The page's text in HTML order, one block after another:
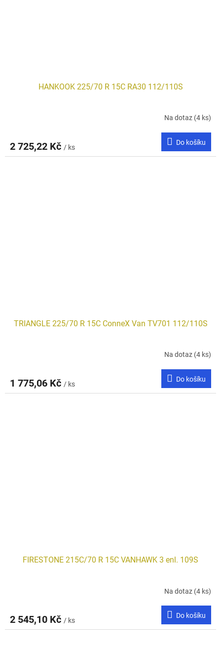
HANKOOK 225/70 R 15C RA30 112/110S
Na dotaz (4 ks)
2 725,22 Kč / ks
Do košíku
TRIANGLE 225/70 R 15C ConneX Van TV701 112/110S
Na dotaz (4 ks)
1 775,06 Kč / ks
Do košíku
FIRESTONE 215C/70 R 15C VANHAWK 3 enl. 109S
Na dotaz (4 ks)
2 545,10 Kč / ks
Do košíku